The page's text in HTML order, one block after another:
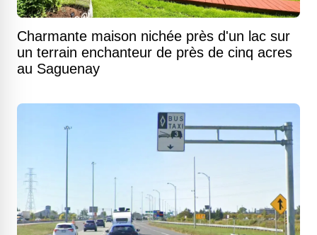
Charmante maison nichée près d'un lac sur
un terrain enchanteur de près de cinq acres
au Saguenay